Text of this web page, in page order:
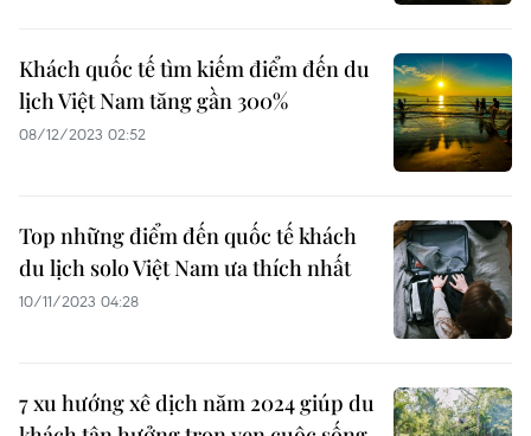
Khách quốc tế tìm kiếm điểm đến du
lịch Việt Nam tăng gần 300%
08/12/2023 02:52
Top những điểm đến quốc tế khách
du lịch solo Việt Nam ưa thích nhất
10/11/2023 04:28
7 xu hướng xê dịch năm 2024 giúp du